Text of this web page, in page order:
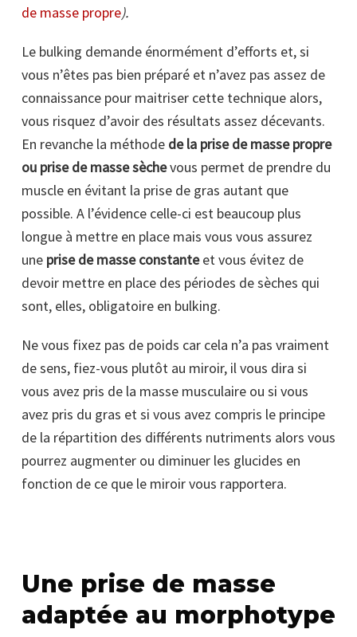
de masse propre).
Le bulking demande énormément d’efforts et, si
vous n’êtes pas bien préparé et n’avez pas assez de
connaissance pour maitriser cette technique alors,
vous risquez d’avoir des résultats assez décevants.
En revanche la méthode de la prise de masse propre
ou prise de masse sèchevous permet de prendre du
muscle en évitant la prise de gras autant que
possible. A l’évidence celle-ci est beaucoup plus
longue à mettre en place mais vous vous assurez
une prise de masse constanteet vous évitez de
devoir mettre en place des périodes de sèches qui
sont, elles, obligatoire en bulking.
Ne vous fixez pas de poids car cela n’a pas vraiment
de sens, fiez-vous plutôt au miroir, il vous dira si
vous avez pris de la masse musculaire ou si vous
avez pris du gras et si vous avez compris le principe
de la répartition des différents nutriments alors vous
pourrez augmenter ou diminuer les glucides en
fonction de ce que le miroir vous rapportera.
Une prise de masse
adaptée au morphotype